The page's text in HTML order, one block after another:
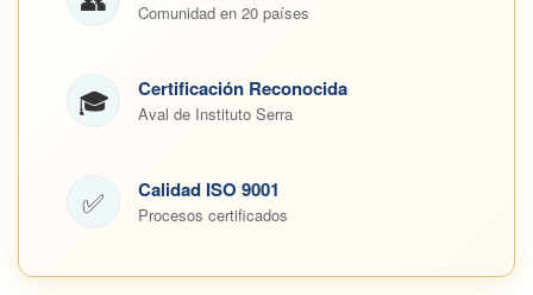
Comunidad en 20 países
🎓 Certificación Reconocida
Aval de Instituto Serra
✅ Calidad ISO 9001
Procesos certificados